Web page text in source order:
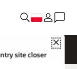
Close
site closer